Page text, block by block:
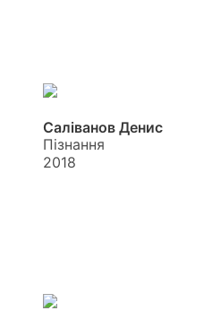
Саліванов Денис
Пізнання
2018